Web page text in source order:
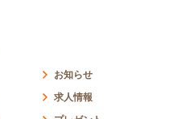
お知らせ
求人情報